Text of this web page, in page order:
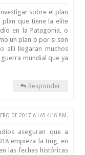
sobre el plan
plan que tiene la elite
en la Patagonia, o
un plan b por si son
allí llegaran muchos
mundial que ya
Responder
DE 2017 A LAS 4:16 P.M.
aseguran que a
empieza la tmg, en
las fechas históricas